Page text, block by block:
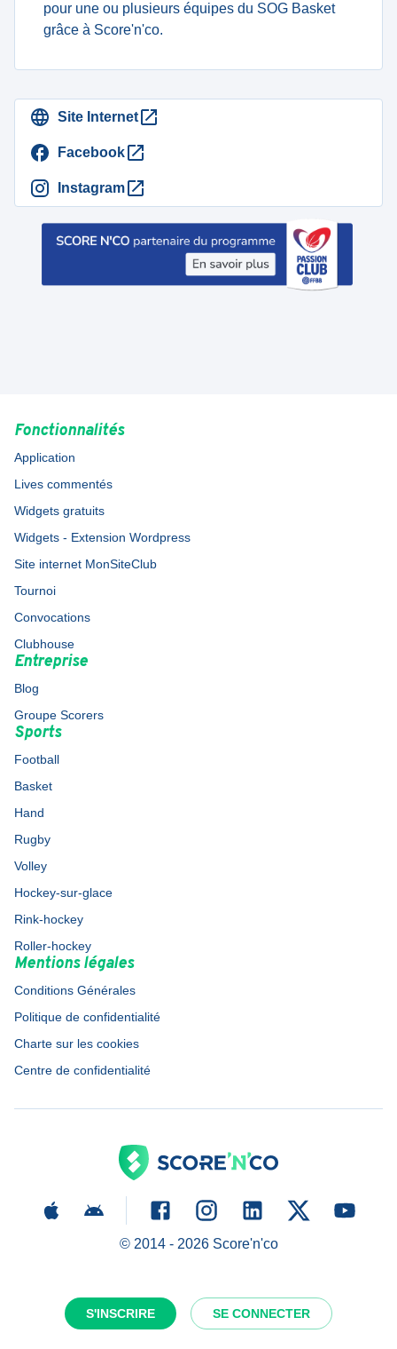
S'INSCRIRE SE CONNECTER
pour une ou plusieurs équipes du SOG Basket
grâce à Score'n'co.
Site Internet
Facebook
Instagram
Fonctionnalités
Application
Lives commentés
Widgets gratuits
Widgets - Extension Wordpress
Site internet MonSiteClub
Tournoi
Convocations
Clubhouse
Entreprise
Blog
Groupe Scorers
Sports
Football
Basket
Hand
Rugby
Volley
Hockey-sur-glace
Rink-hockey
Roller-hockey
Mentions légales
Conditions Générales
Politique de confidentialité
Charte sur les cookies
Centre de confidentialité
© 2014 - 2026Score'n'co